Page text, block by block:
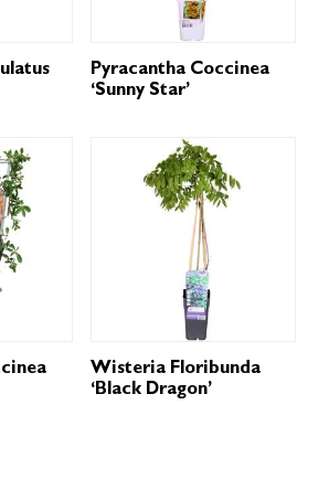
Pyracantha Coccinea
‘Sunny Star’
Wisteria Floribunda
‘Black Dragon’